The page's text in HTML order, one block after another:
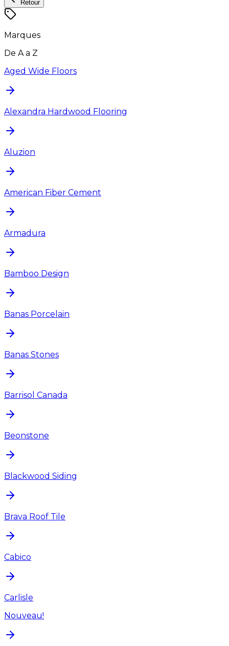
Retour
Marques
De A a Z
Aged Wide Floors
Alexandra Hardwood Flooring
Aluzion
American Fiber Cement
Armadura
Bamboo Design
Banas Porcelain
Banas Stones
Barrisol Canada
Beonstone
Blackwood Siding
Brava Roof Tile
Cabico
Carlisle
Nouveau!